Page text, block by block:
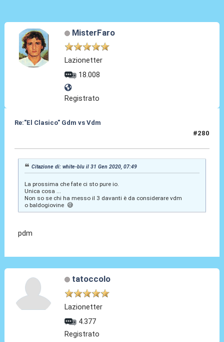
MisterFaro
Lazionetter
18.008
Registrato
Re:"El Clasico" Gdm vs Vdm
#280
Citazione di: white-blu il 31 Gen 2020, 07:49
La prossima che fate ci sto pure io.
Unica cosa ...
Non so se chi ha messo il 3 davanti è da considerare vdm
o baldogiovine 😅
pdm
tatoccolo
Lazionetter
4.377
Registrato